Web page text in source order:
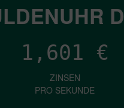
1,601 €
ZINSEN
PRO SEKUNDE